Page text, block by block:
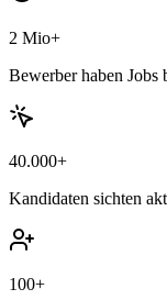
2 Mio+
Bewerber haben Jobs
40.000+
Kandidaten sichten
100+